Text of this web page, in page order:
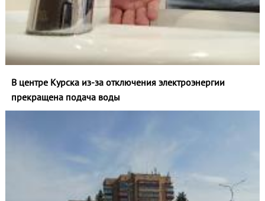
В центре Курска из‑за отключения электроэнергии
прекращена подача воды